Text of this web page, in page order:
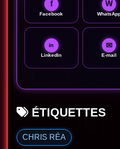
f
Facebook
W
in
LinkedIn
✉
E-mail
ÉTIQUETTES
CHRIS RÉA